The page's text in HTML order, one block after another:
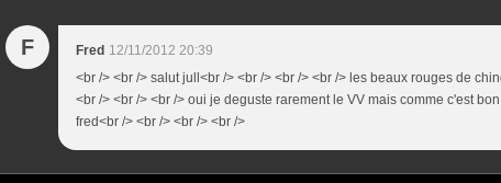
F Fred 12/11/2012 20:39
<br /> <br /> salut jull<br /> <br /> <br /> <br /> les beaux rouges de
<br /> <br /> <br /> oui je deguste rarement le VV mais comme c'est
fred<br /> <br /> <br /> <br />